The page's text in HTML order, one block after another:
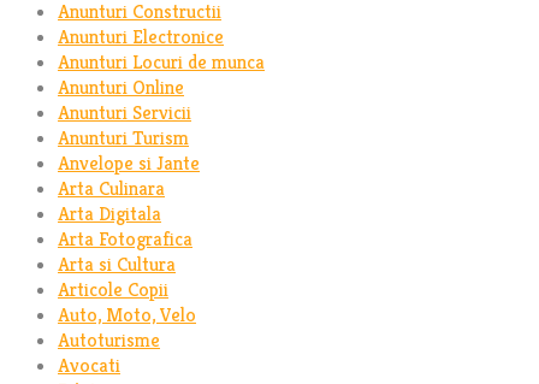
Anunturi Constructii
Anunturi Electronice
Anunturi Locuri de munca
Anunturi Online
Anunturi Servicii
Anunturi Turism
Anvelope si Jante
Arta Culinara
Arta Digitala
Arta Fotografica
Arta si Cultura
Articole Copii
Auto, Moto, Velo
Autoturisme
Avocati